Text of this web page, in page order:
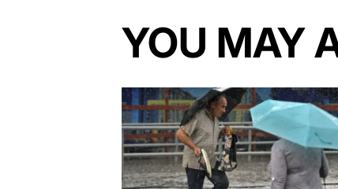
YOU MAY